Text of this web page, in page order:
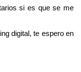
si es que se me
digital, te espero en